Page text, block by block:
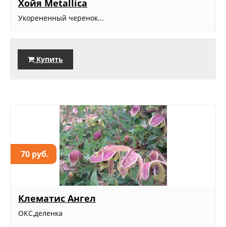
Хойя Metallica
Укорененный черенок...
Купить
70 руб.
Клематис Ангел
ОКС,деленка